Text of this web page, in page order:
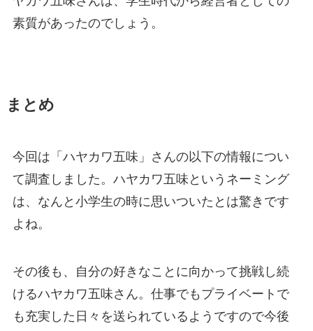
素質があったのでしょう。
まとめ
今回は「ハヤカワ五味」さんの以下の情報につい
て調査しました。ハヤカワ五味というネーミング
は、なんと小学生の時に思いついたとは驚きです
よね。
その後も、自分の好きなことに向かって挑戦し続
けるハヤカワ五味さん。仕事でもプライベートで
も充実した日々を送られているようですので今後